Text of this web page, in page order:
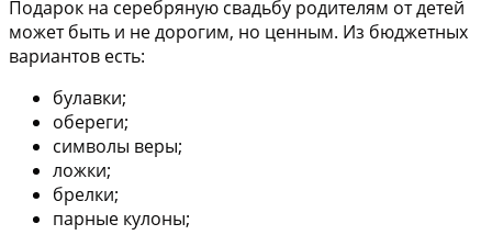
Подарок на серебряную свадьбу родителям от детей
может быть и не дорогим, но ценным. Из бюджетных
вариантов есть:
булавки;
обереги;
символы веры;
ложки;
брелки;
парные кулоны;